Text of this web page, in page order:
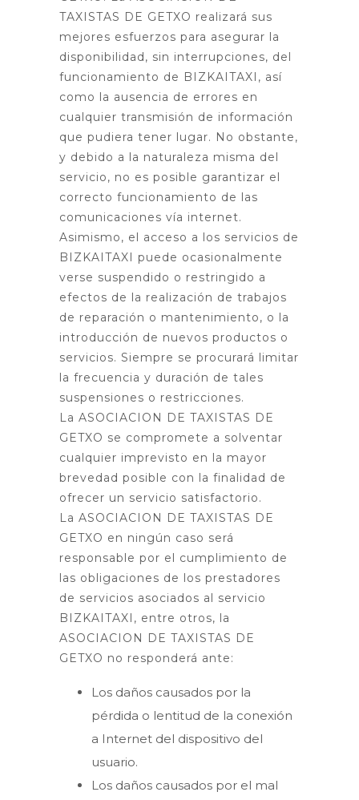
TAXISTAS DE GETXO realizará sus
mejores esfuerzos para asegurar la
disponibilidad, sin interrupciones, del
funcionamiento de BIZKAITAXI, así
como la ausencia de errores en
cualquier transmisión de información
que pudiera tener lugar. No obstante,
y debido a la naturaleza misma del
servicio, no es posible garantizar el
correcto funcionamiento de las
comunicaciones vía internet.
Asimismo, el acceso a los servicios de
BIZKAITAXI puede ocasionalmente
verse suspendido o restringido a
efectos de la realización de trabajos
de reparación o mantenimiento, o la
introducción de nuevos productos o
servicios. Siempre se procurará limitar
la frecuencia y duración de tales
suspensiones o restricciones.
La ASOCIACION DE TAXISTAS DE
GETXO se compromete a solventar
cualquier imprevisto en la mayor
brevedad posible con la finalidad de
ofrecer un servicio satisfactorio.
La ASOCIACION DE TAXISTAS DE
GETXO en ningún caso será
responsable por el cumplimiento de
las obligaciones de los prestadores
de servicios asociados al servicio
BIZKAITAXI, entre otros, la
ASOCIACION DE TAXISTAS DE
GETXO no responderá ante:
Los daños causados por la
pérdida o lentitud de la conexión
a Internet del dispositivo del
usuario.
Los daños causados por el mal